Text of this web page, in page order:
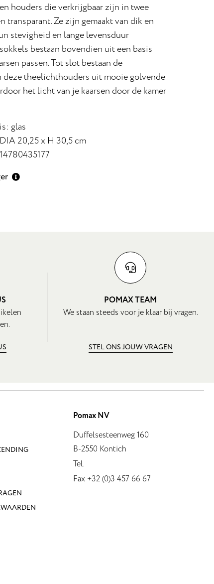
houders die verkrijgbaar zijn in twee
transparant. Ze zijn gemaakt van dik en
stevigheid en lange levensduur
bestaan bovendien uit een basis
passen. Tot slot bestaan de
deze theelichthouders uit mooie golvende
het licht van je kaarsen door de kamer
glas
20,25 x H 30,5 cm
POMAX TEAM
We staan steeds voor je klaar bij vragen.
STEL ONS JOUW VRAGEN
Pomax NV
Duffelsesteenweg 160
B-2550 Kontich
Tel.
Fax +32 (0)3 457 66 67